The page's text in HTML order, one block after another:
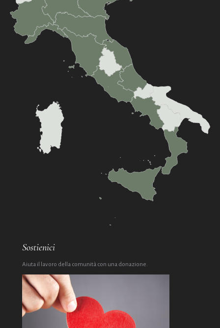
Sostienici
Aiuta il lavoro della comunità con una donazione.